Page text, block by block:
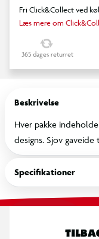
Fri Click&Collect ved
Læs mere om
365 dages returret
Beskrivelse
Hver pakke
designs. Sjov
Specifikationer